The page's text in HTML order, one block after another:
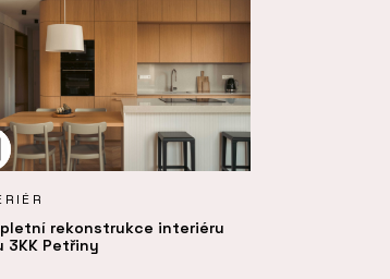
rekonstrukce interiéru
3KK Petřiny